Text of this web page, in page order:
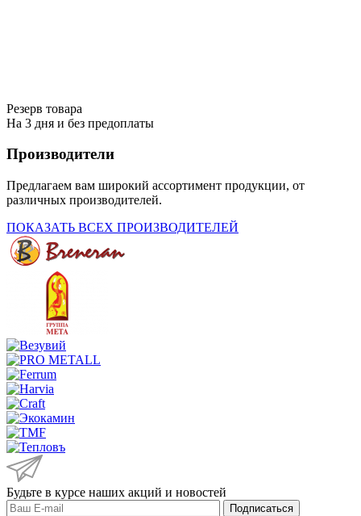
Резерв товара
На 3 дня и без предоплаты
Производители
Предлагаем вам широкий ассортимент продукции, от
различных производителей.
ПОКАЗАТЬ ВСЕХ ПРОИЗВОДИТЕЛЕЙ
Будьте в курсе наших акций и новостей
Подписаться